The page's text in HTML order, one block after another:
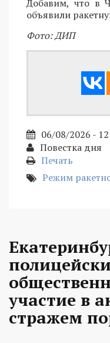
Добавим, что в
объявили
Фото: ДИП
06/08/2026 -
Повестка дня
Печать
Режим
участие в
стражем